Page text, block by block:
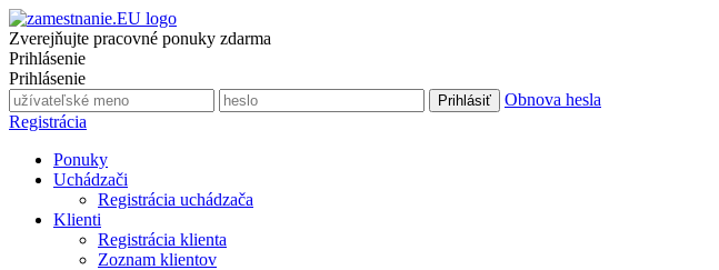
Zverejňujte pracovné ponuky zdarma
Prihlásenie
Prihlásenie
Obnova hesla
Registrácia
Ponuky
Uchádzači
Registrácia uchádzača
Klienti
Registrácia klienta
Zoznam klientov